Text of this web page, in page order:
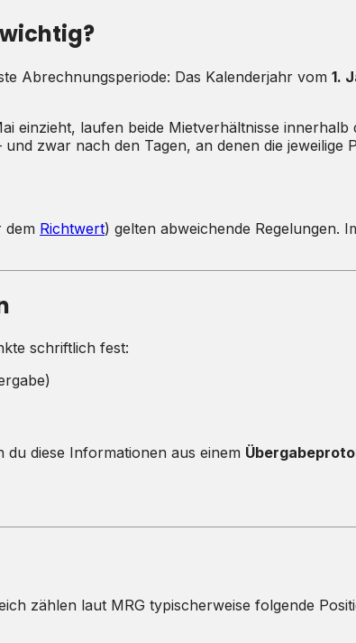
Abrechnungsperiode: Das Kalenderjahr vom 1.
einzieht, laufen beide Mietverhältnisse innerhalb
zwar nach den Tagen, an denen die jeweilige
dem Richtwert) gelten abweichende Regelungen.
schriftlich fest:
du diese Informationen aus einem
zählen laut MRG typischerweise folgende